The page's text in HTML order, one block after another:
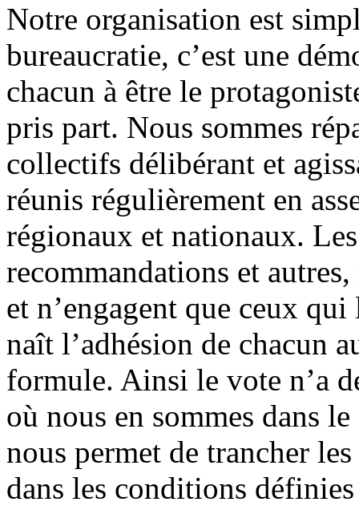
Notre organisation est
bureaucratie, c’est une
chacun à être le
pris part. Nous sommes
collectifs délibérant et
réunis régulièrement en
régionaux et nationaux.
recommandations et
et n’engagent que ceux
naît l’adhésion de chacun
formule. Ainsi le vote n’a
où nous en sommes dans
nous permet de trancher
dans les conditions définies